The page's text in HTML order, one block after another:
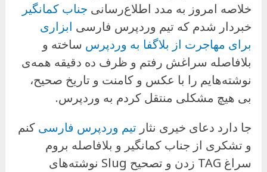
خلاصه امروز به مدد اطلاع‌رسانی جناب کمانگیر
خبردار شدم که تیم وردپرس فارسی ابزاری
برای مهاجرت از بلاگفا به وردپرس ساخته و
بلافاصله سراغش رفتم و ظرف ده دقیقه همه‌ی
نوشته‌هایم را با عکس و کامنت و تاریخ صحیح،
بی هیچ مشکلی منتقل کردم به وردپرس.
جا دارد دعای خیری نثار تیم وردپرس فارسی کنم
و تشکری از جناب کمانگیر و بلافاصله بروم
سراغ TAG زدن و تصحیح Slug نوشته‌های